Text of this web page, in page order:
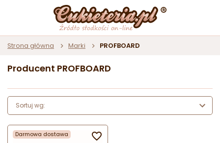
Strona główna Marki PROFBOARD
Producent PROFBOARD
Sortuj wg:
Darmowa dostawa 